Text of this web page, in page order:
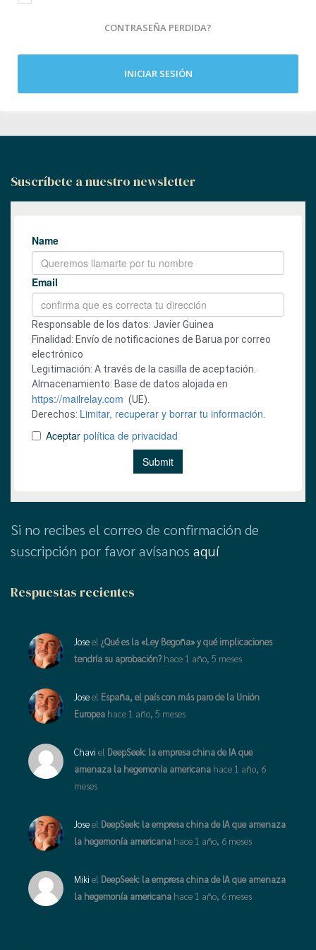
CONTRASEÑA PERDIDA?
INICIAR SESIÓN
Suscríbete a nuestro newsletter
Si no recibes el correo de confirmación de
suscripción por favor avísanos aquí
Respuestas recientes
Joseel ¿Qué es la «Ley Begoña» y qué implicaciones
tendría su aprobación? hace 1 año, 5 meses
Joseel España, el país con más paro de la Unión
Europea hace 1 año, 5 meses
Chavi el DeepSeek: la empresa china de IA que
amenaza la hegemonía americana hace 1 año, 6
meses
Joseel DeepSeek: la empresa china de IA que amenaza
la hegemonía americana hace 1 año, 6 meses
Miki el DeepSeek: la empresa china de IA que amenaza
la hegemonía americana hace 1 año, 6 meses